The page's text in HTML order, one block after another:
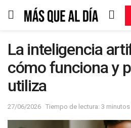
La inteligencia
cómo funciona y
utiliza
27/06/2026 Tiempo de lectura: 3